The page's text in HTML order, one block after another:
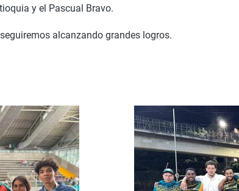
y el Pascual Bravo.
alcanzando grandes logros.